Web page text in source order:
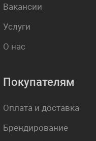
Вакансии
Услуги
О нас
Покупателям
Оплата и доставка
Брендирование